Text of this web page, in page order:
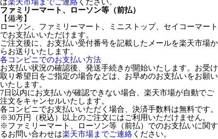
は楽天市場までご連絡 ください。
ファミリーマート、ローソン等（前払）
【備考】
ローソン、ファミリーマート、ミニストップ、セイコーマート
でお支払いいただけます。
ご注文後に、お支払い受付番号を記載したメールを楽天市場か
らお送りいたします。
各コンビニでのお支払い方法
お支払い状況の確認後、発送手続きが開始いたします。お受け
取り希望日をご指定の場合などは、お早めのお支払いをお願い
いたします。
7日以内にお支払いが確認できない場合、楽天市場が自動でご
注文をキャンセルいたします。
各コンビニでお支払いいただく場合、決済手数料は無料です。
※30万円（税込）以上のご注文にはご利用いただけません。
※ファミリーマート、ローソン等（前払）でのお支払いに関す
るお問い合わせは楽天市場までご連絡 ください。